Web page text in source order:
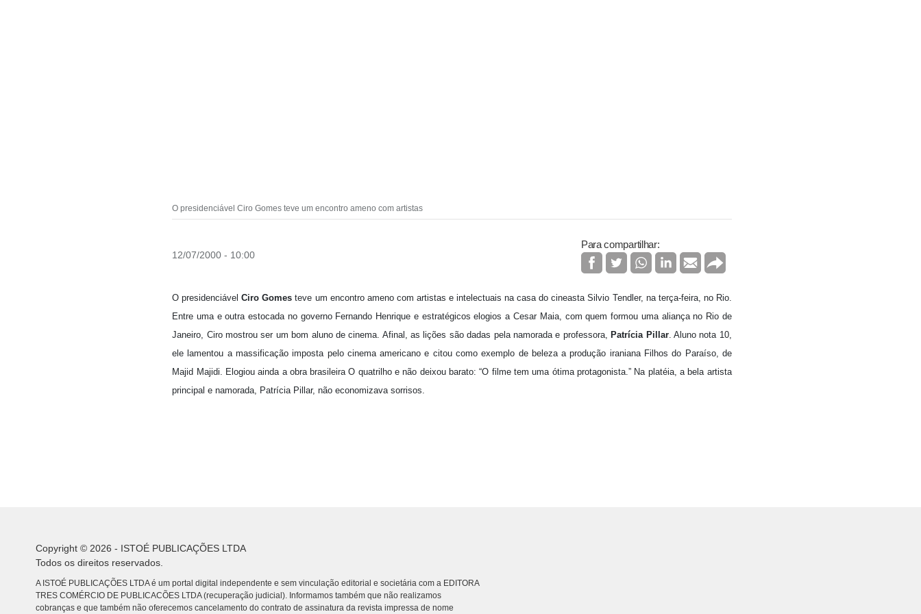
O presidenciável Ciro Gomes teve um encontro ameno com artistas
12/07/2000 - 10:00
Para compartilhar:
O presidenciávelCiro Gomes teve um encontro ameno com artistas e intelectuais na casa do cineasta Silvio Tendler, na terça-feira, no Rio.
Entre uma e outra estocada no governo Fernando Henrique e estratégicos elogios a Cesar Maia, com quem formou uma aliança no Rio de
Janeiro, Ciro mostrou ser um bom aluno de cinema. Afinal, as lições são dadas pela namorada e professora, Patrícia Pillar. Aluno nota 10,
ele lamentou a massificação imposta pelo cinema americano e citou como exemplo de beleza a produção iraniana Filhos do Paraíso, de
Majid Majidi. Elogiou ainda a obra brasileira O quatrilho e não deixou barato: “O filme tem uma ótima protagonista.” Na platéia, a bela artista
principal e namorada, Patrícia Pillar, não economizava sorrisos.
Copyright © 2026 - ISTOÉ PUBLICAÇÕES LTDA
Todos os direitos reservados.
A ISTOÉ PUBLICAÇÕES LTDA é um portal digital independente e sem vinculação editorial e societária com a EDITORA
TRES COMÉRCIO DE PUBLICACÕES LTDA (recuperação judicial). Informamos também que não realizamos
cobranças e que também não oferecemos cancelamento do contrato de assinatura da revista impressa de nome